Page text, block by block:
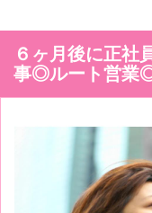
６ヶ月後に正社
事◎ルート営業